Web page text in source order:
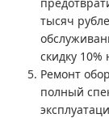
тысяч
скидку 10%
Ремонт
полный